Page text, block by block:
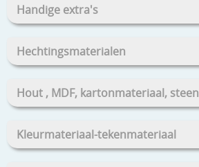
Handige extra's
Hechtingsmaterialen
Hout , MDF, kartonmateriaal, steen
Kleurmateriaal-tekenmateriaal